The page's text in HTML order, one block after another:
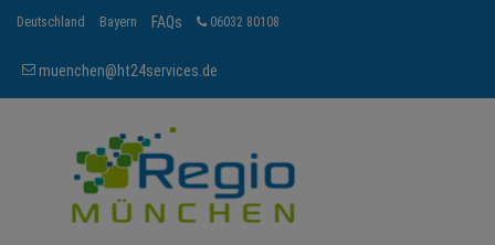
Deutschland Bayern FAQs 06032 80108
muenchen@ht24services.de